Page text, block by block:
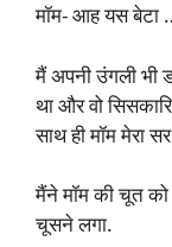
मॉम- आह यस बेटा
मैं अपनी उंगली भी
था और वो
साथ ही मॉम मेरा
मैंने मॉम की चूत
चूसने लगा.